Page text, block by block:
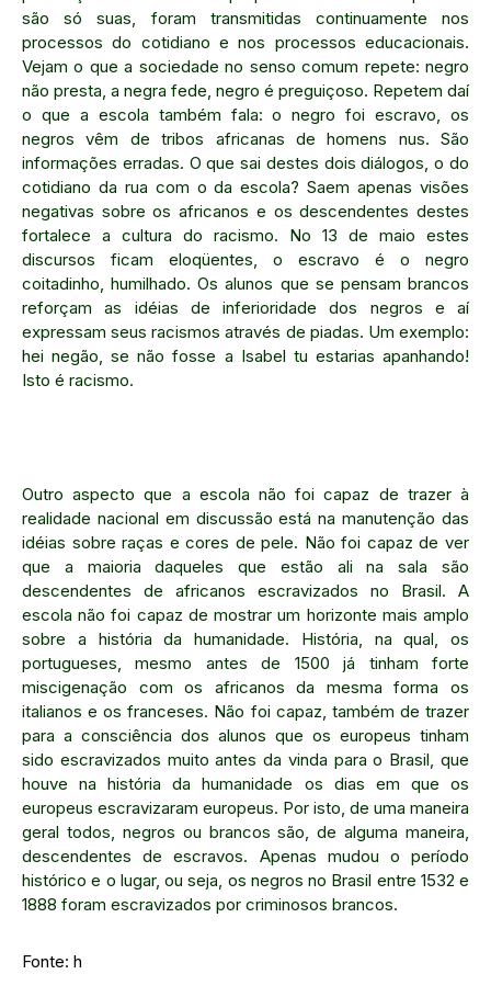
são só suas, foram transmitidas continuamente nos
processos do cotidiano e nos processos educacionais.
Vejam o que a sociedade no senso comum repete: negro
não presta, a negra fede, negro é preguiçoso. Repetem daí
o que a escola também fala: o negro foi escravo, os
negros vêm de tribos africanas de homens nus. São
informações erradas. O que sai destes dois diálogos, o do
cotidiano da rua com o da escola? Saem apenas visões
negativas sobre os africanos e os descendentes destes
fortalece a cultura do racismo. No 13 de maio estes
discursos ficam eloqüentes, o escravo é o negro
coitadinho, humilhado. Os alunos que se pensam brancos
reforçam as idéias de inferioridade dos negros e aí
expressam seus racismos através de piadas. Um exemplo:
hei negão, se não fosse a Isabel tu estarias apanhando!
Isto é racismo.
Outro aspecto que a escola não foi capaz de trazer à
realidade nacional em discussão está na manutenção das
idéias sobre raças e cores de pele. Não foi capaz de ver
que a maioria daqueles que estão ali na sala são
descendentes de africanos escravizados no Brasil. A
escola não foi capaz de mostrar um horizonte mais amplo
sobre a história da humanidade. História, na qual, os
portugueses, mesmo antes de 1500 já tinham forte
miscigenação com os africanos da mesma forma os
italianos e os franceses. Não foi capaz, também de trazer
para a consciência dos alunos que os europeus tinham
sido escravizados muito antes da vinda para o Brasil, que
houve na história da humanidade os dias em que os
europeus escravizaram europeus. Por isto, de uma maneira
geral todos, negros ou brancos são, de alguma maneira,
descendentes de escravos. Apenas mudou o período
histórico e o lugar, ou seja, os negros no Brasil entre 1532 e
1888 foram escravizados por criminosos brancos.
Fonte: h